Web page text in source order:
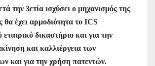
την 3ετία ισχύσει ο μηχανισμός της
θα έχει αρμοδιότητα το ICS
εταιρικό δικαστήριο και για την
και καλλιέργεια των
και για την χρήση πατεντών.